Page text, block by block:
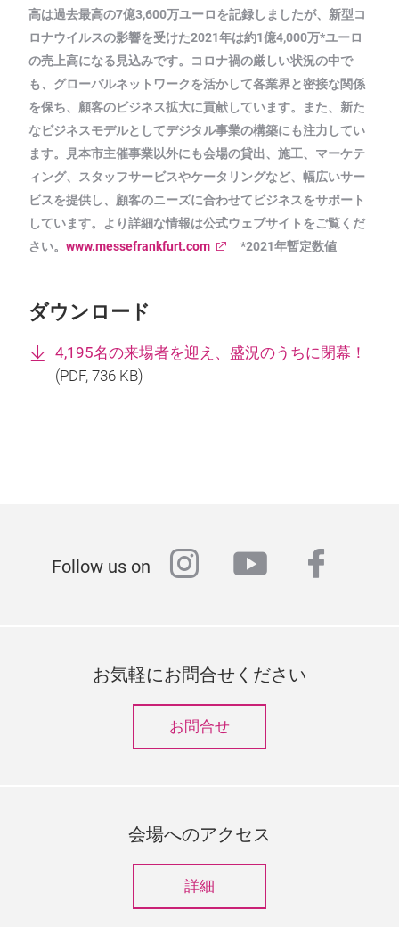
高は過去最高の7億3,600万ユーロを記録しましたが、新型コ
ロナウイルスの影響を受けた2021年は約1億4,000万*ユーロ
の売上高になる見込みです。コロナ禍の厳しい状況の中で
も、グローバルネットワークを活かして各業界と密接な関係
を保ち、顧客のビジネス拡大に貢献しています。また、新た
なビジネスモデルとしてデジタル事業の構築にも注力してい
ます。見本市主催事業以外にも会場の貸出、施工、マーケテ
ィング、スタッフサービスやケータリングなど、幅広いサー
ビスを提供し、顧客のニーズに合わせてビジネスをサポート
しています。より詳細な情報は公式ウェブサイトをご覧くだ
さい。 www.messefrankfurt.com *2021年暫定数値
ダウンロード
4,195名の来場者を迎え、盛況のうちに閉幕！
(PDF, 736 KB)
Follow us on instagram
youtube
お気軽にお問合せください
お問合せ
会場へのアクセス
詳細